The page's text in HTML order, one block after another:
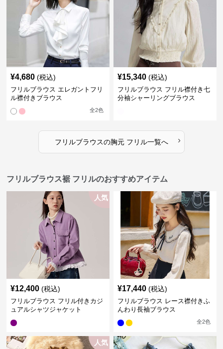
¥4,680 (税込)
フリルブラウス エレガントフリ
ル襟付きブラウス
全2色
¥15,340 (税込)
フリルブラウス フリル襟付き七
分袖シャーリングブラウス
フリルブラウスの胸元 フリル一覧へ ›
フリルブラウス裾 フリルのおすすめアイテム
人気
¥12,400 (税込)
フリルブラウス フリル付きカジ
ュアルシャツジャケット
¥17,440 (税込)
フリルブラウス レース襟付きふ
んわり長袖ブラウス
全2色
人気